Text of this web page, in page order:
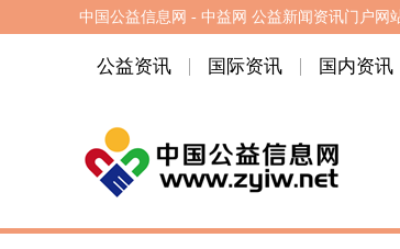
中国公益信息网 - 中益网 公益新闻资讯门户网
公益资讯 国际资讯 国内资讯